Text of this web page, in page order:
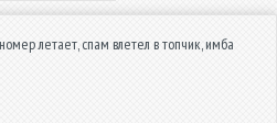
летает, спам влетел в топчик, имба